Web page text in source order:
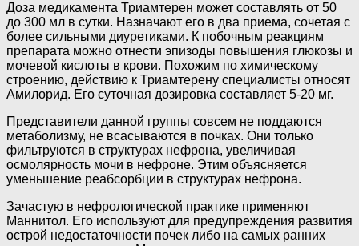
Доза медикамента Триамтерен может составлять от 50
до 300 мл в сутки. Назначают его в два приема, сочетая с
более сильными диуретиками. К побочным реакциям
препарата можно отнести эпизоды повышения глюкозы и
мочевой кислоты в крови. Похожим по химическому
строению, действию к Триамтерену специалисты относят
Амилорид. Его суточная дозировка составляет 5-20 мг.
Представители данной группы совсем не поддаются
метаболизму, не всасываются в почках. Они только
фильтруются в структурах нефрона, увеличивая
осмолярность мочи в нефроне. Этим объясняется
уменьшение реабсорбции в структурах нефрона.
Зачастую в нефрологической практике применяют
Маннитол. Его используют для предупреждения развития
острой недостаточности почек либо на самых ранних